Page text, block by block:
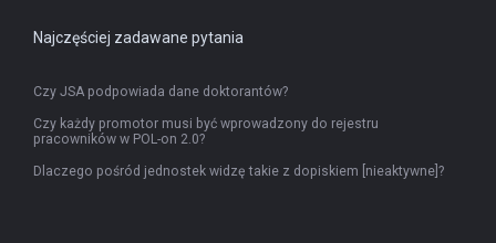
Najczęściej zadawane pytania
Czy JSA podpowiada dane doktorantów?
Czy każdy promotor musi być wprowadzony do rejestru
pracowników w POL-on 2.0?
Dlaczego pośród jednostek widzę takie z dopiskiem [nieaktywne]?